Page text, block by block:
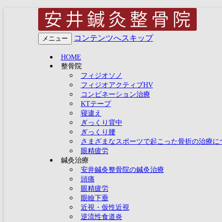
兵庫県明石市大久保で
え 四十 五十肩(肩関節
(野球肘 テニス肘 オ
療 自律神経失調症(う
による体質改善) 慢性
メニュー コンテンツへスキップ
HOME
整骨院
フィジオソノ
フィジオアクティブHV
コンビネーション治療
KTテープ
寝違え
ぎっくり背中
ぎっくり腰
さまざまなスポーツで起こった骨折の治療に
眼精疲労
鍼灸治療
安井鍼灸整骨院の鍼灸治療
頭痛
眼精疲労
眼瞼下垂
近視・仮性近視
逆流性食道炎